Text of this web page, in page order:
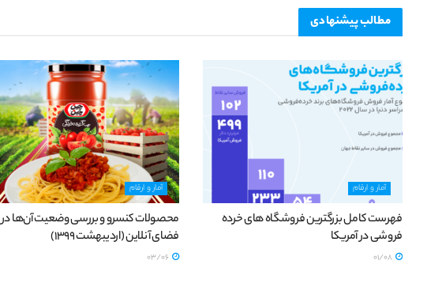
مطالبپیشنهادی
آمار و ارقام
فهرست کامل بزرگترین فروشگاه های خرده
فروشی در آمریکا
آمار و ارقام
محصولات کنسرو و بررسی وضعیت آن‌ها در
فضای آنلاین (اردیبهشت 1399)